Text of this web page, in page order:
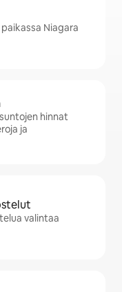
Niagara
hinnat
ja
valintaa